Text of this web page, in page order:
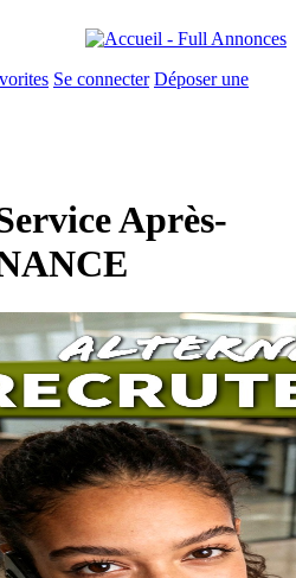
Se connecter Déposer une
Après-